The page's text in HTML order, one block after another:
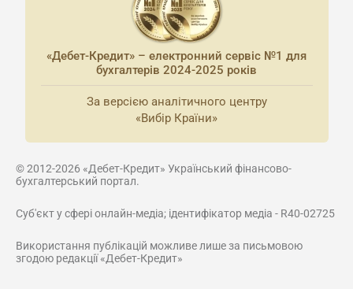
«Дебет-Кредит» – електронний сервіс №1 для
бухгалтерів 2024-2025 років
За версією аналітичного центру
«Вибір Країни»
© 2012-2026 «Дебет-Кредит» Український фінансово-
бухгалтерський портал.
Суб'єкт у сфері онлайн-медіа; ідентифікатор медіа - R40-02725
Використання публікацій можливе лише за письмовою
згодою редакції «Дебет-Кредит»